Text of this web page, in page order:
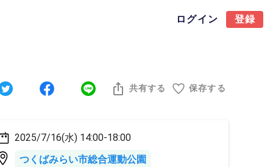
ログイン 登録
共有する 保存する
2025/7/16(水) 14:00-18:00
つくばみらい市総合運動公園